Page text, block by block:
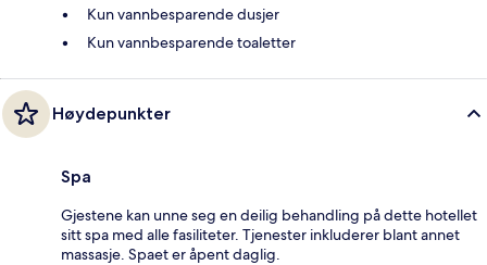
Kun vannbesparende dusjer
Kun vannbesparende toaletter
Høydepunkter
Spa
Gjestene kan unne seg en deilig behandling på dette hotellet
sitt spa med alle fasiliteter. Tjenester inkluderer blant annet
massasje. Spaet er åpent daglig.